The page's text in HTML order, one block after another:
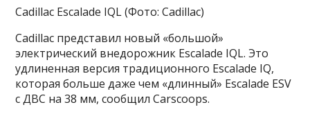
Cadillac Escalade IQL (Фото: Cadillac)
Cadillac представил новый «большой»
электрический внедорожник Escalade IQL. Это
удлиненная версия традиционного Escalade IQ,
которая больше даже чем «длинный» Escalade ESV
с ДВС на 38 мм, сообщил Carscoops.